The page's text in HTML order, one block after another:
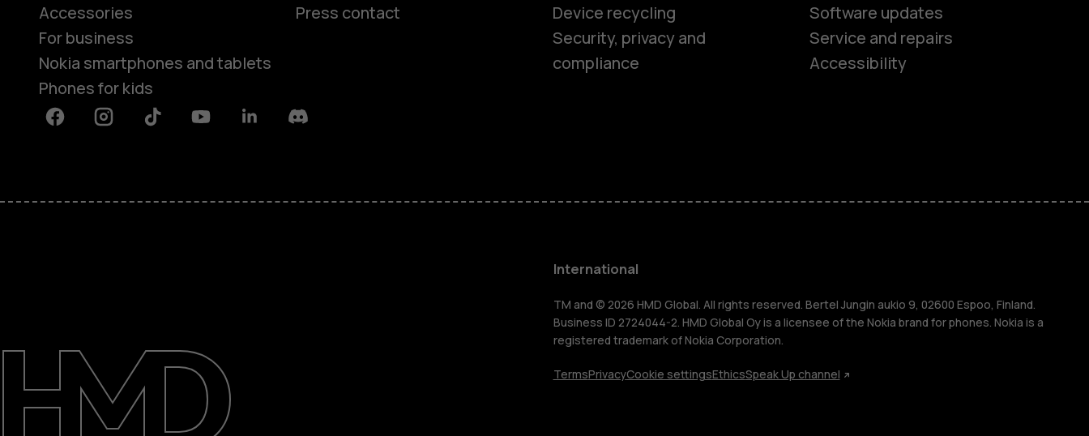
Smartphones
Accessories
HMD Terra M
For business
Tablets
Support
International
Accessories
For business
Nokia smartphones and tablets
Phones for kids
Press contact
Device recycling
Security, privacy and
compliance
Software updates
Service and repairs
Accessibility
FacebookInstagramTiktok YoutubeLinkedinDiscord
International
TM and © 2026 HMD Global. All rights reserved. Bertel Jungin aukio 9, 02600 Espoo, Finland.
Business ID 2724044-2. HMD Global Oy is a licensee of the Nokia brand for phones. Nokia is a
registered trademark of Nokia Corporation.
TermsPrivacyCookie settingsEthicsSpeak Up channel